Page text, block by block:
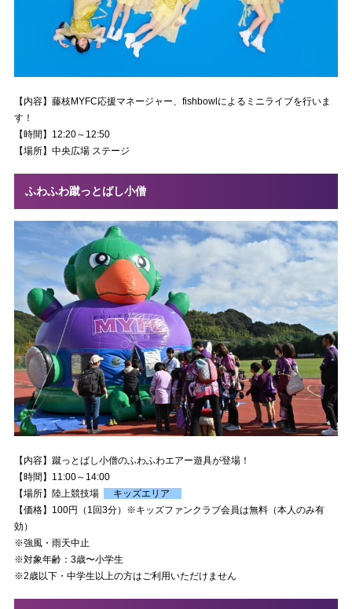
【内容】藤枝MYFC応援マネージャー、fishbowlによるミニライブを行いま
す！
【時間】12:20～12:50
【場所】中央広場 ステージ
ふわふわ蹴っとばし小僧
【内容】蹴っとばし小僧のふわふわエアー遊具が登場！
【時間】11:00～14:00
【場所】 陸上競技場
キッズエリア
【価格】100円（1回3分）※キッズファンクラブ会員は無料（本人のみ有
効）
※強風・雨天中止
※対象年齢：3歳〜小学生
※2歳以下・中学生以上の方はご利用いただけません